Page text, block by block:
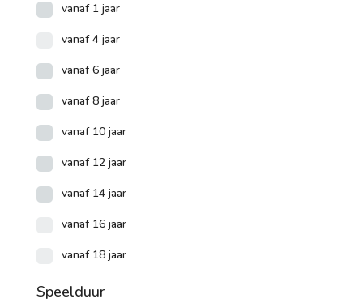
vanaf 1 jaar
vanaf 4 jaar
vanaf 6 jaar
vanaf 8 jaar
vanaf 10 jaar
vanaf 12 jaar
vanaf 14 jaar
vanaf 16 jaar
vanaf 18 jaar
Speelduur